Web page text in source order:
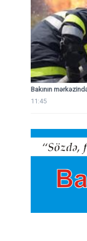
Bakının
11:45